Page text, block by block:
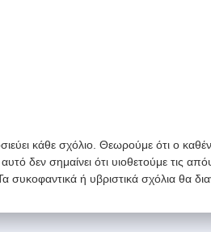
κάθε σχόλιο. Θεωρούμε ότι ο
δεν σημαίνει ότι υιοθετούμε τις
συκοφαντικά ή υβριστικά σχόλια θα